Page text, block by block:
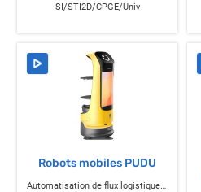
SI/STI2D/CPGE/Univ
Robots mobiles PUDU
Automatisation de flux logistiques internes